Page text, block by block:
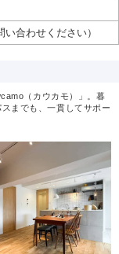
合わせください）
（カウカモ）」。暮
までも、一貫してサポー